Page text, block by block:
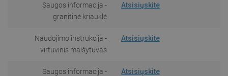
Saugos informacija -
granitinė kriauklė
Atsisiųskite
Naudojimo instrukcija -
virtuvinis maišytuvas
Atsisiųskite
Saugos informacija -
Atsisiųskite